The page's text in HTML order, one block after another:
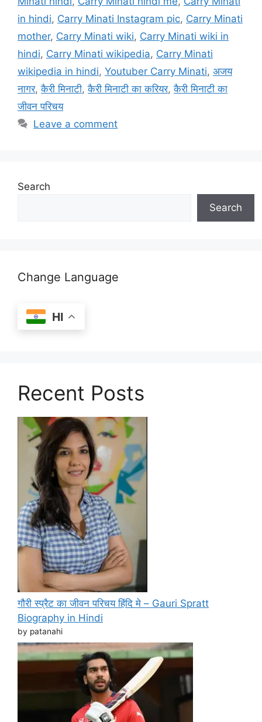
in hindi, Carry Minati Instagram pic, Carry Minati
mother, Carry Minati wiki, Carry Minati wiki in
hindi, Carry Minati wikipedia, Carry Minati
wikipedia in hindi, Youtuber Carry Minati, अजय
नागर,कैरी मिनाटी,कैरी मिनाटी का करियर,कैरी मिनाटी का
जीवन परिचय
Leave a comment
Search
Search
Change Language
HI
Recent Posts
गौरी स्प्रैट का जीवन परिचय हिंदि मे – Gauri Spratt
Biography in Hindi
by patanahi